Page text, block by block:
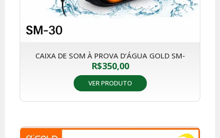
CAIXA DE SOM À PROVA D’ÁGUA GOLD SM-
R$350,00
VER PRODUTO